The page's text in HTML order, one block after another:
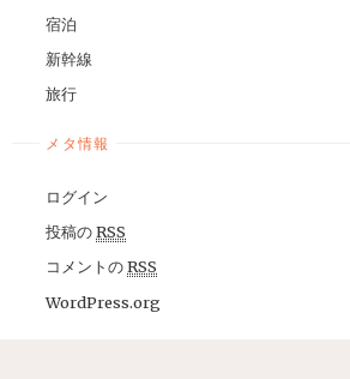
宿泊
新幹線
旅行
メタ情報
ログイン
投稿のRSS
コメントのRSS
WordPress.org